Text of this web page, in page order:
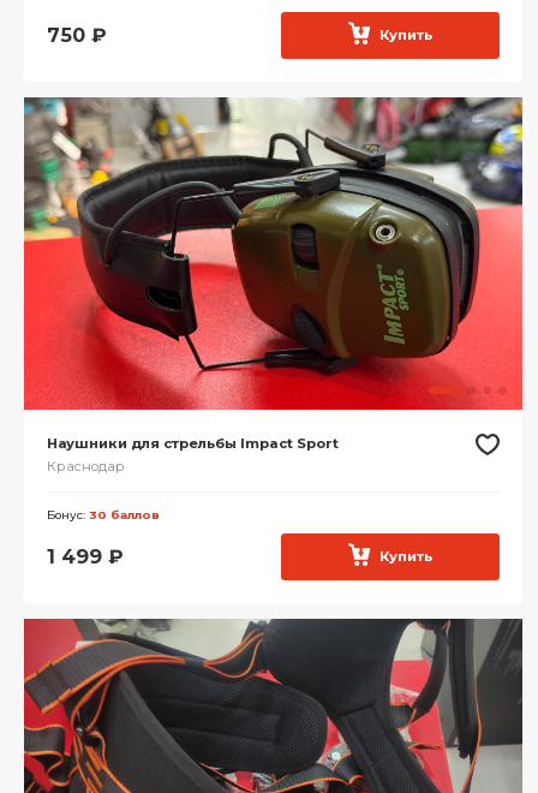
750 ₽ Купить
Наушники для стрельбы Impact Sport
Краснодар
Бонус: 30 баллов
1 499 ₽ Купить